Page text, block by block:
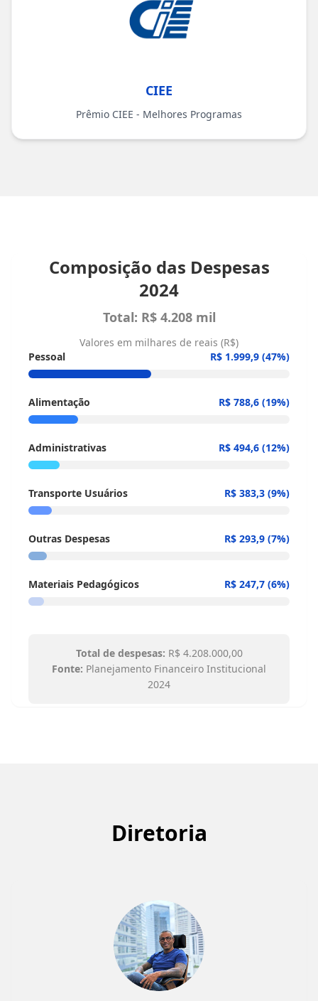
CIEE
Prêmio CIEE - Melhores Programas
Composição das Despesas
2024
Total: R$ 4.208 mil
Valores em milhares de reais (R$)
Pessoal
R$ 1.999,9 (47%)
Alimentação R$ 788,6 (19%)
Administrativas R$ 494,6 (12%)
Transporte Usuários R$ 383,3 (9%)
Outras Despesas R$ 293,9 (7%)
Materiais Pedagógicos R$ 247,7 (6%)
Total de despesas: R$ 4.208.000,00
Fonte: Planejamento Financeiro Institucional
2024
Diretoria